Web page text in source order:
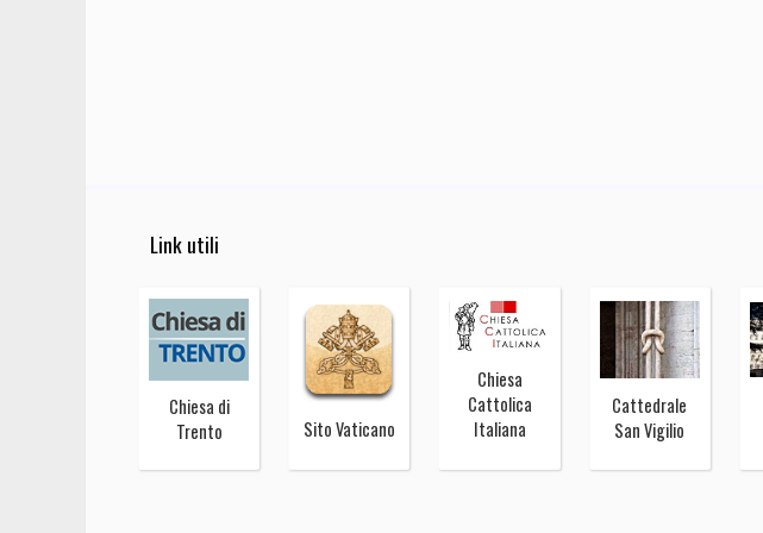
Link utili
Chiesa di
Trento
Sito Vaticano
Chiesa
Cattolica
Italiana
Cattedrale
San Vigilio